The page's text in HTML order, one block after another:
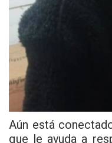
Aún está
que le ayuda a